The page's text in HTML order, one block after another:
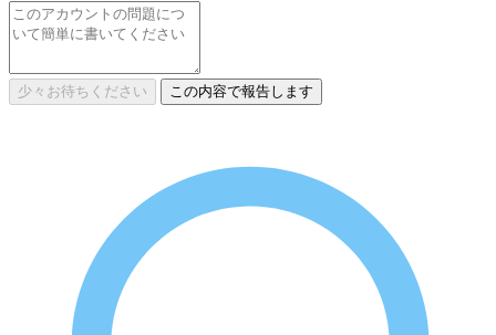
少々お待ちください この内容で報告します